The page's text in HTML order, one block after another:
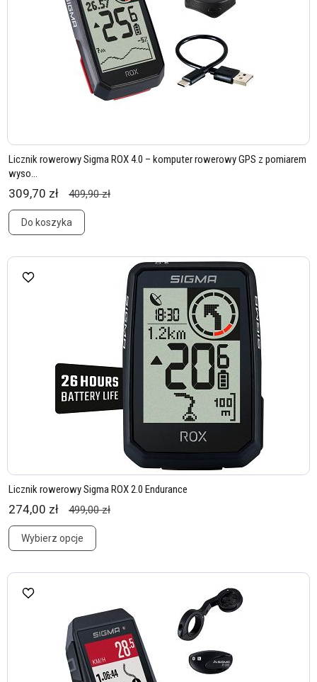
Licznik rowerowy Sigma ROX 4.0 – komputer rowerowy GPS z pomiarem
wyso...
309,70 zł 409,90 zł
Do koszyka
Licznik rowerowy Sigma ROX 2.0 Endurance
274,00 zł 499,00 zł
Wybierz opcje